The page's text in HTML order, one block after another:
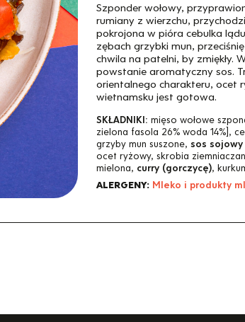
Szponder wołowy,
rumiany z wierzchu,
pokrojona w pióra cebulka
zębach grzybki mun,
chwila na patelni, by zmiękły.
powstanie aromatyczny sos.
orientalnego charakteru, ocet
wietnamsku jest gotowa.
SKŁADNIKI: mięso wołowe
zielona fasola 26% woda 14%],
grzyby mun suszone, sos
ocet ryżowy, skrobia
mielona, curry (gorczycę),
ALERGENY: Mleko i produkty